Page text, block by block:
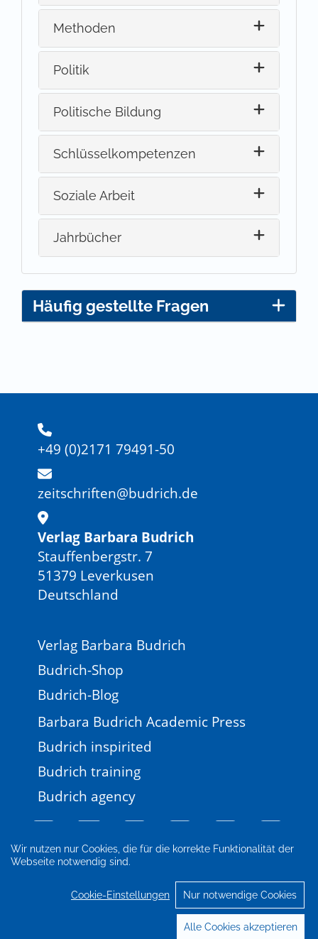
Wir nutzen nur Cookies, die für die korrekte Funktionalität der
Webseite notwendig sind.
Cookie-Einstellungen Nur notwendige Cookies
Alle Cookies akzeptieren
Methoden
Politik
Politische Bildung
Schlüsselkompetenzen
Soziale Arbeit
Jahrbücher
Häufig gestellte Fragen
+49 (0)2171 79491-50
zeitschriften@budrich.de
Verlag Barbara Budrich
Stauffenbergstr. 7
51379 Leverkusen
Deutschland
Verlag Barbara Budrich
Budrich-Shop
Budrich-Blog
Barbara Budrich Academic Press
Budrich inspirited
Budrich training
Budrich agency
Impressum
Datenschutz
Cookie-Einstellungen
© 2026 Verlag Barbara Budrich